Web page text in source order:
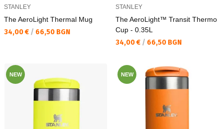
STANLEY
The AeroLight Thermal Mug
Текуща цена:
34,00 € / 66,50 BGN
STANLEY
The AeroLight™ Transit Thermo
Cup - 0.35L
Текуща цена:
34,00 € / 66,50 BGN
NEW NEW